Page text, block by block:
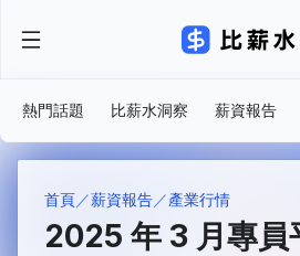
熱門話題 比薪水洞察 薪資報告
首頁 薪資報告 產業行情
2025 年 3 月專員